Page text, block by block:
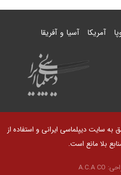
آمریکا آسیا و آفریقا
سایت دیپلماسی ایرانی و استفاده از
بلا مانع است.
A.C.A CO